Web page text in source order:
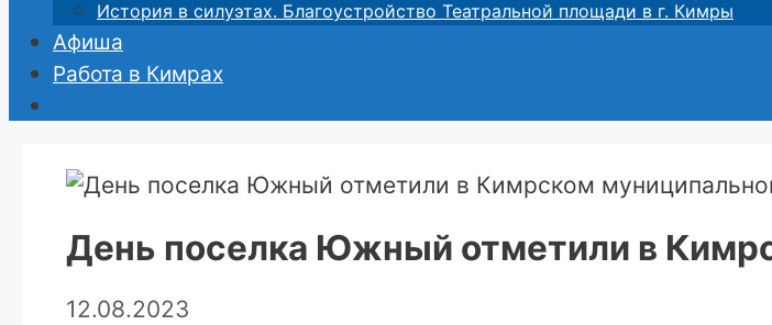
История в силуэтах. Благоустройство Театральной площади в г. Кимры
Афиша
Работа в Кимрах
День поселка Южный отметили в
12.08.2023